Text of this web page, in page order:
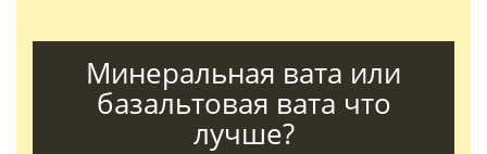
Минеральная вата или
базальтовая вата что
лучше?